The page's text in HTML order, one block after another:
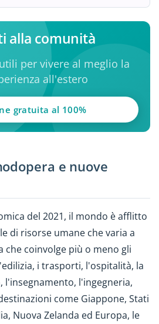
alla comunità
per vivere al meglio la
all'estero
gratuita al 100%
e nuove
del 2021, il mondo è afflitto
di risorse umane che varia a
che coinvolge più o meno gli
i trasporti, l'ospitalità, la
l'insegnamento, l'ingegneria,
come Giappone, Stati
Nuova Zelanda ed Europa, le